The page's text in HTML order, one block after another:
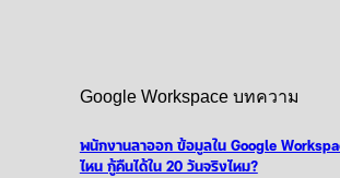
Google Workspace บทความ
พนักงานลาออก ข้อมูลใน Google
ไหน กู้คืนได้ใน 20 วันจริงไหม?